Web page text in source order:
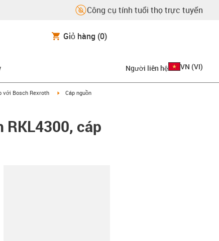
Công cụ tính tuổi thọ trực tuyến
Giỏ hàng (0)
Người liên hệ VN (VI)
right
với Bosch Rexroth igus-icon-arrow-right
Cáp nguồn
cáp